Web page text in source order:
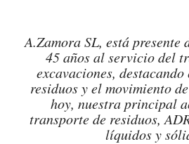
A.Zamora SL, está presente
45 años al servicio del
excavaciones,
residuos y el movimiento
hoy, nuestra principal
transporte de residuos,
líquidos y